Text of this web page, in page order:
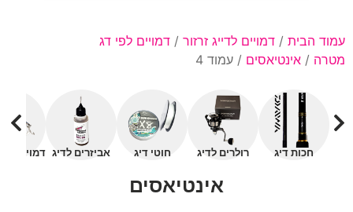
עמוד הבית / דמויים לדייג זרזור / דמויים לפי דג
מטרה / אינטיאסים / עמוד 4
חכות דיג רולרים לדיג חוטי דיג אביזרים לדיג דמויים
אינטיאסים